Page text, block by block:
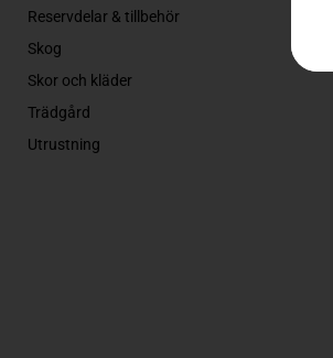
Reservdelar & tillbehör
Skog
Skor och kläder
Trädgård
Utrustning